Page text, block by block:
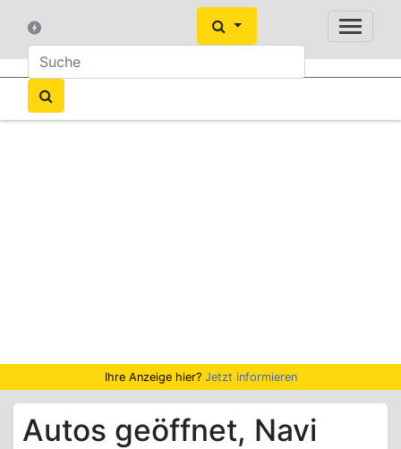
Ihre Anzeige hier? Jetzt informieren
Autos geöffnet, Navi